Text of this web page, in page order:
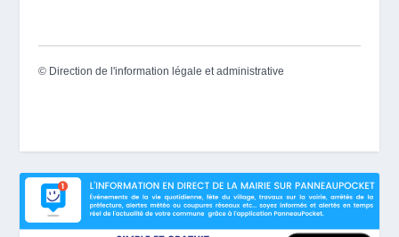
© Direction de l'information légale et administrative